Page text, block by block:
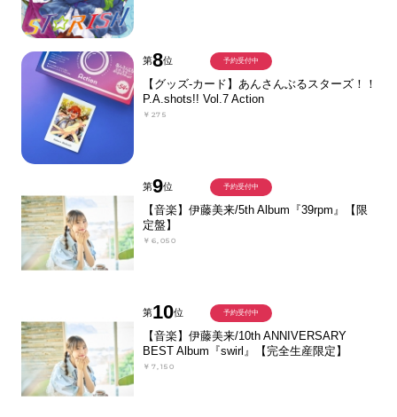
第8位
【グッズ-カード】あんさんぶるスターズ！！
P.A.shots!! Vol.7 Action
￥275
予約受付中
第9位
【音楽】伊藤美来/5th Album『39rpm』【限
定盤】
￥6,050
予約受付中
第10位
【音楽】伊藤美来/10th ANNIVERSARY
BEST Album『swirl』【完全生産限定】
￥7,150
予約受付中